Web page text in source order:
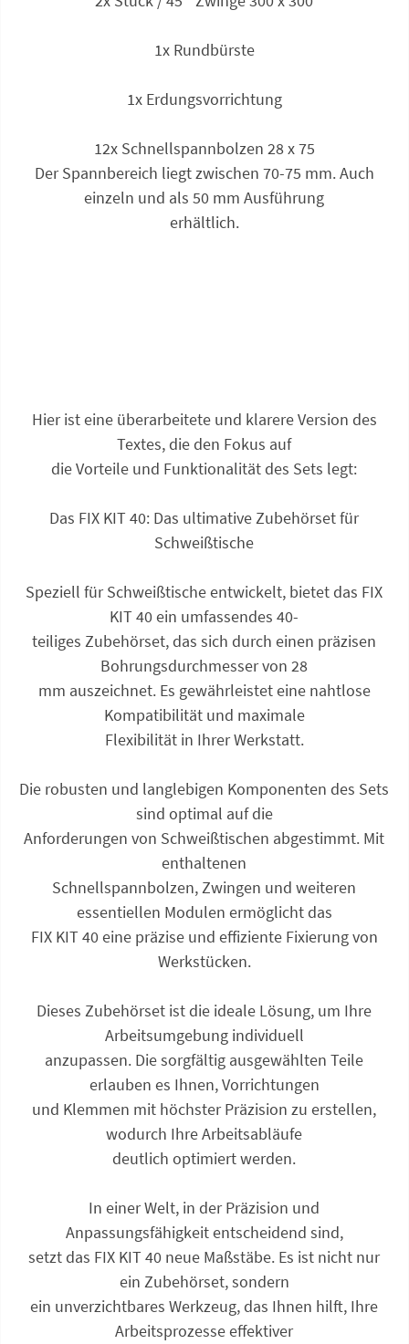
1x Rundbürste
1x Erdungsvorrichtung
12x Schnellspannbolzen 28 x 75
Der Spannbereich liegt zwischen 70-75 mm. Auch
einzeln und als 50 mm Ausführung
erhältlich.
Hier ist eine überarbeitete und klarere Version des
Textes, die den Fokus auf
die Vorteile und Funktionalität des Sets legt:
Das FIX KIT 40: Das ultimative Zubehörset für
Schweißtische
Speziell für Schweißtische entwickelt, bietet das FIX
KIT 40 ein umfassendes 40-
teiliges Zubehörset, das sich durch einen präzisen
Bohrungs­durchmesser von 28
mm auszeichnet. Es gewährleistet eine nahtlose
Kompatibilität und maximale
Flexibilität in Ihrer Werkstatt.
Die robusten und langlebigen Komponenten des Sets
sind optimal auf die
Anforderungen von Schweißtischen abgestimmt. Mit
enthaltenen
Schnellspannbolzen, Zwingen und weiteren
essentiellen Modulen ermöglicht das
FIX KIT 40 eine präzise und effiziente Fixierung von
Werkstücken.
Dieses Zubehörset ist die ideale Lösung, um Ihre
Arbeitsumgebung individuell
anzupassen. Die sorgfältig ausgewählten Teile
erlauben es Ihnen, Vorrichtungen
und Klemmen mit höchster Präzision zu erstellen,
wodurch Ihre Arbeitsabläufe
deutlich optimiert werden.
In einer Welt, in der Präzision und
Anpassungsfähigkeit entscheidend sind,
setzt das FIX KIT 40 neue Maßstäbe. Es ist nicht nur
ein Zubehörset, sondern
ein unverzichtbares Werkzeug, das Ihnen hilft, Ihre
Arbeitsprozesse effektiver